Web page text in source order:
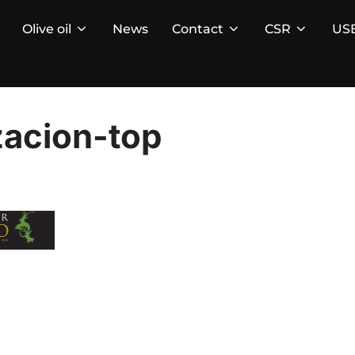
Olive oil News Contact CSR
top